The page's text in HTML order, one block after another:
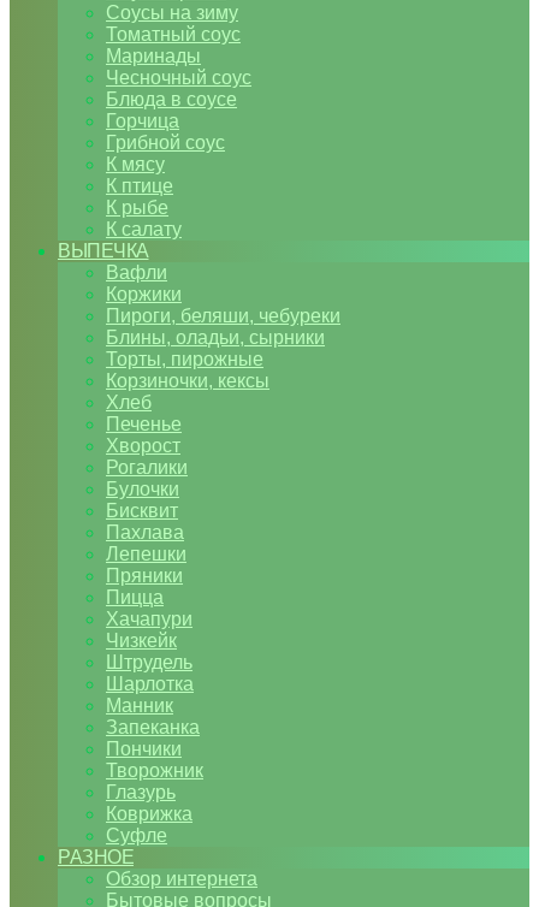
Соусы на зиму
Томатный соус
Маринады
Чесночный соус
Блюда в соусе
Горчица
Грибной соус
К мясу
К птице
К рыбе
К салату
ВЫПЕЧКА
Вафли
Коржики
Пироги, беляши, чебуреки
Блины, оладьи, сырники
Торты, пирожные
Корзиночки, кексы
Хлеб
Печенье
Хворост
Рогалики
Булочки
Бисквит
Пахлава
Лепешки
Пряники
Пицца
Хачапури
Чизкейк
Штрудель
Шарлотка
Манник
Запеканка
Пончики
Творожник
Глазурь
Коврижка
Суфле
РАЗНОЕ
Обзор интернета
Бытовые вопросы